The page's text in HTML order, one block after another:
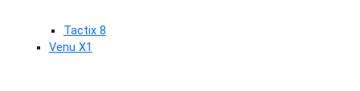
Tactix 8
Venu X1